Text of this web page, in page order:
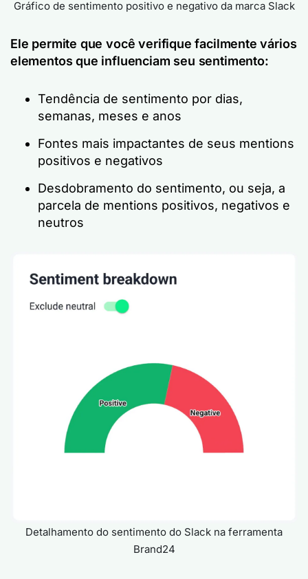
Gráfico de sentimento positivo e negativo da marca Slack
Ele permite que você verifique facilmente vários
elementos que influenciam seu sentimento:
Tendência de sentimento por dias,
semanas, meses e anos
Fontes mais impactantes de seus mentions
positivos e negativos
Desdobramento do sentimento, ou seja, a
parcela de mentions positivos, negativos e
neutros
Detalhamento do sentimento do Slack na ferramenta
Brand24